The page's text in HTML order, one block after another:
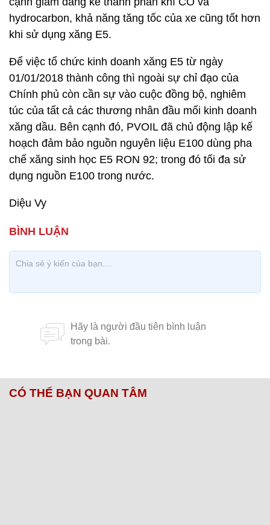
hydrocarbon, khả năng tăng tốc của xe cũng tốt hơn
khi sử dụng xăng E5.
Để việc tổ chức kinh doanh xăng E5 từ ngày
01/01/2018 thành công thì ngoài sự chỉ đạo của
Chính phủ còn cần sự vào cuộc đồng bộ, nghiêm
túc của tất cả các thương nhân đầu mối kinh doanh
xăng dầu. Bên cạnh đó, PVOIL đã chủ động lập kế
hoạch đảm bảo nguồn nguyên liệu E100 dùng pha
chế xăng sinh học E5 RON 92; trong đó tối đa sử
dụng nguồn E100 trong nước.
Diệu Vy
CÓ THỂ BẠN QUAN TÂM